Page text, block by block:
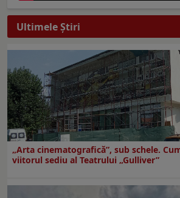
Ultimele Ştiri
„Arta cinematografică”, sub schele.
viitorul sediu al Teatrului „Gulliver”